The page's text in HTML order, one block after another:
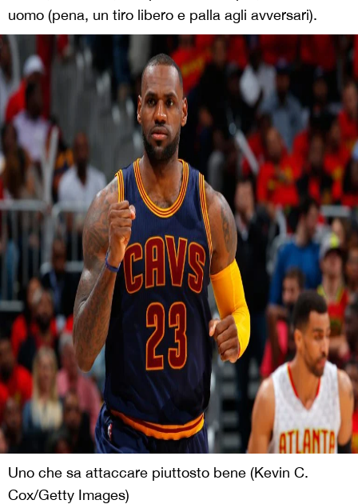
uomo (pena, un tiro libero e palla agli avversari).
Uno che sa attaccare piuttosto bene (Kevin C.
Cox/Getty Images)